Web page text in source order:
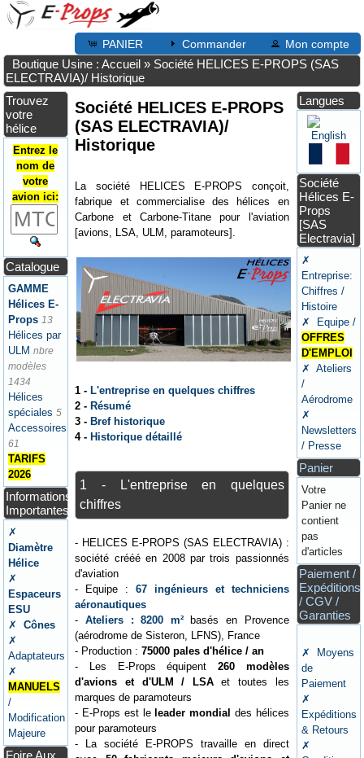
PANIER Commander Mon compte
Boutique Usine : Accueil » Société HELICES E-PROPS (SAS
ELECTRAVIA)/ Historique
Trouvez
votre
hélice
Entrez le
nom de
votre
avion ici:
Catalogue
GAMME
Hélices E-
Props 13
Hélices par
ULM nbre
modèles
1434
Hélices
spéciales 5
Accessoires
61
TARIFS
2026
Informations
Importantes
✗
Diamètre
Hélice
✗
Espaceurs
ESU
✗
Cônes
✗
Adaptateurs
✗
MANUELS
/
Modification
Majeure
Société HELICES E-PROPS
(SAS ELECTRAVIA)/
Historique
La société HELICES E-PROPS conçoit,
fabrique et commercialise des hélices en
Carbone et Carbone-Titane pour l'aviation
[avions, LSA, ULM, paramoteurs].
1 -L'entreprise en quelques chiffres
2 -Résumé
3 -Bref historique
4 -Historique détaillé
1 - L'entreprise en quelques
chiffres
- HELICES E-PROPS (SAS ELECTRAVIA) :
société crééé en 2008 par trois passionnés
d'aviation
- Equipe : 67 ingénieurs et techniciens
aéronautiques
- Ateliers : 8200 m²basés en Provence
(aérodrome de Sisteron, LFNS), France
- Production :75000 pales d'hélice / an
- Les E-Props équipent260 modèles
d'avions et d'ULM / LSAet toutes les
marques de paramoteurs
- E-Props est le leader mondial des hélices
pour paramoteurs
- La société E-PROPS travaille en direct
Langues
Société
Hélices E-
Props
[SAS
Electravia]
✗
Entreprise:
Chiffres /
Histoire
✗ Equipe /
OFFRES
D'EMPLOI
✗ Ateliers
/
Aérodrome
✗
Newsletters
/ Presse
Panier
Votre
Panier ne
contient
pas
d'articles
Paiement /
Expéditions
/ CGV /
Garanties
✗ Moyens
de
Paiement
✗
Expéditions
& Retours
✗